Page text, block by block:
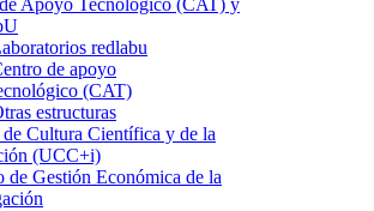
Apoyo Tecnológico (CAT) y
redlabu
de apoyo
(CAT)
estructuras
Cultura Científica y de la
(UCC+i)
de Gestión Económica de la